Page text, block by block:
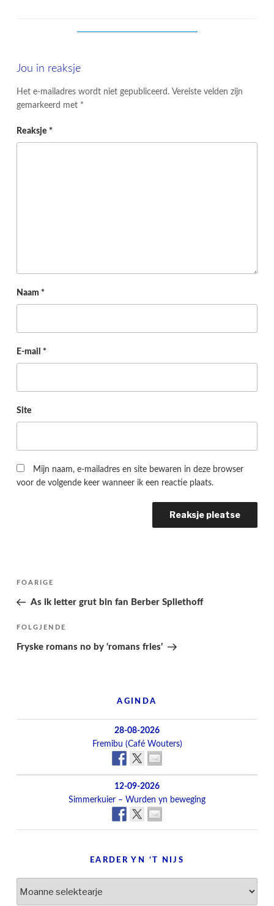
Jou in reaksje
Het e-mailadres wordt niet gepubliceerd. Vereiste velden zijn
gemarkeerd met *
Reaksje *
Naam *
E-mail *
Site
Mijn naam, e-mailadres en site bewaren in deze browser
voor de volgende keer wanneer ik een reactie plaats.
Berichtnavigatie
Folgjende
pagina
FOARIGE
As ik letter grut bin fan Berber Spliethoff
Folgjend
berjocht
FOLGJENDE
Fryske romans no by ‘romans fries’
AGINDA
28-08-2026
Fremibu (Café Wouters)
12-09-2026
Simmerkuier – Wurden yn beweging
EARDER YN ’T NIJS
yn